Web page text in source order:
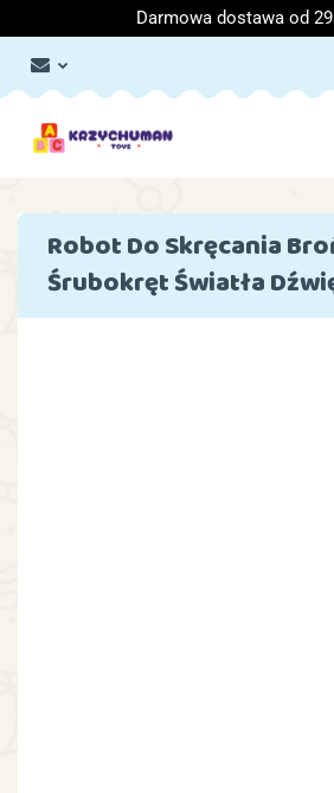
Darmowa dostawa od
Robot Do Skręcania
Śrubokręt Światła